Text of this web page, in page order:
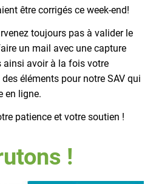
être corrigés ce week-end!
toujours pas à valider le
un mail avec une capture
ainsi avoir à la fois votre
éléments pour notre SAV qui
en ligne.
patience et votre soutien !
!